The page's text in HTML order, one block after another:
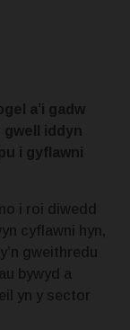
a’i gadw
gwell iddyn
i gyflawni
i roi diwedd
cyflawni hyn,
gweithredu
bywyd a
yn y sector